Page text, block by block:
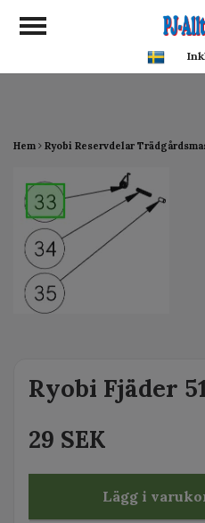
google-site-
Hem Ryobi Reservdelar
Ryobi Fjäder
29 SEK
Lägg i